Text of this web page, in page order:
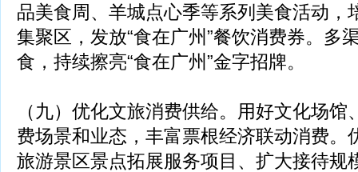
品美食周、羊城点心季等系列美食活动，
集聚区，发放“食在广州”餐饮消费券。多
食，持续擦亮“食在广州”金字招牌。
（九）优化文旅消费供给。用好文化场
费场景和业态，丰富票根经济联动消费。
旅游景区景点拓展服务项目、扩大接待规